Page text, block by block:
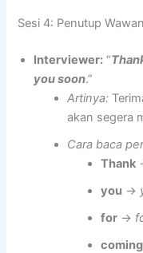
Sesi 4: Penutup
Interviewer: “
you soon.”
Artinya:
akan segera
Cara baca
Thank
you →
for →
coming